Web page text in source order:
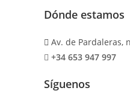
Dónde estamos
Av. de Pardaleras,
+34 653 947 997
Síguenos